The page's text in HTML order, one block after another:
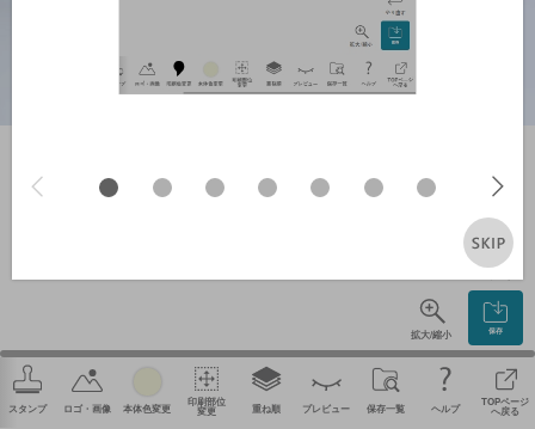
保存
拡大/縮小
スタンプ ロゴ・画像 本体色変更
印刷部位
変更 重ね順 プレビュー 保存一覧 ヘルプ
TOPページ
へ戻る